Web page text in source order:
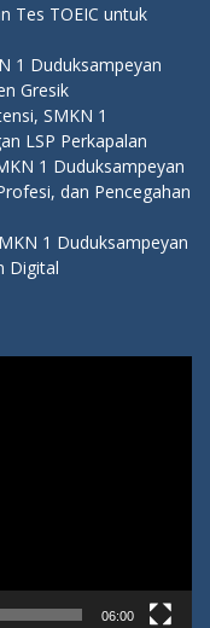
Tes TOEIC untuk
1 Duduksampeyan
Gresik
SMKN 1
LSP Perkapalan
1 Duduksampeyan
dan Pencegahan
1 Duduksampeyan
Digital
06:00